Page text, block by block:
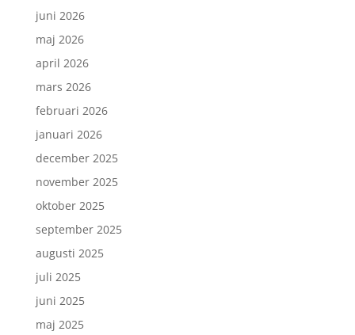
juni 2026
maj 2026
april 2026
mars 2026
februari 2026
januari 2026
december 2025
november 2025
oktober 2025
september 2025
augusti 2025
juli 2025
juni 2025
maj 2025